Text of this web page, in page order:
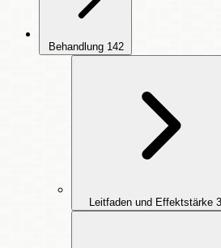
Behandlung 142
Leitfaden und Effektstärke 3